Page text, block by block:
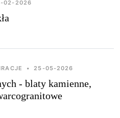
02-2026
• 25-05-2026
- blaty kamienne,